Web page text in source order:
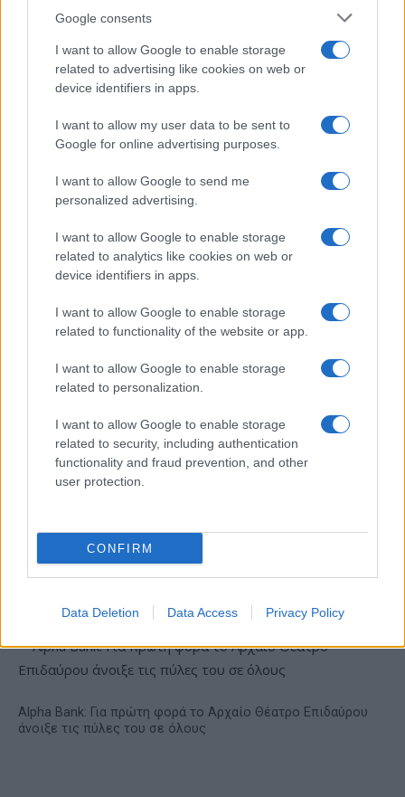
Google consents
I want to allow Google to enable storage
related to advertising like cookies on web or
device identifiers in apps.
I want to allow my user data to be sent to
Google for online advertising purposes.
I want to allow Google to send me
personalized advertising.
I want to allow Google to enable storage
related to analytics like cookies on web or
device identifiers in apps.
I want to allow Google to enable storage
related to functionality of the website or app.
I want to allow Google to enable storage
related to personalization.
I want to allow Google to enable storage
related to security, including authentication
functionality and fraud prevention, and other
user protection.
CONFIRM
Data Deletion Data Access Privacy Policy
Από τον Ρήνο μέχρι τη
Μεσόγειο: Η κλιματική
κρίση παραλύει την
Τουρισμός για Όλους:
Kατάθεση αιτήσεων
αποδοτικότητας
Η Chery επενδύει 75 εκατ.
δολάρια στην KG Mobility
Ατρόμητος και Novibet
συνεχίζουν μαζί: Ανανέωση
της συνεργασίας τους μέχρι
το 2028
18η συνεχόμενη χρονιά για τον ΟΤΕ στη διεθνή σειρά
Alpha Bank: Για πρώτη φορά το Αρχαίο Θέατρο Επιδαύρου
άνοιξε τις πύλες του σε όλους